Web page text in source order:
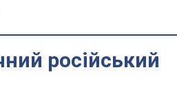
російський